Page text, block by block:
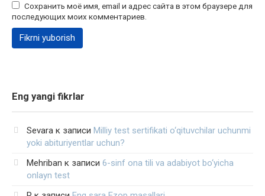
Сохранить моё имя, email и адрес сайта в этом браузере для
последующих моих комментариев.
Eng yangi fikrlar
Sevara к записи Milliy test sertifikati o‘qituvchilar uchunmi
yoki abituriyentlar uchun?
Mehriban к записи 6-sinf ona tili va adabiyot bo‘yicha
onlayn test